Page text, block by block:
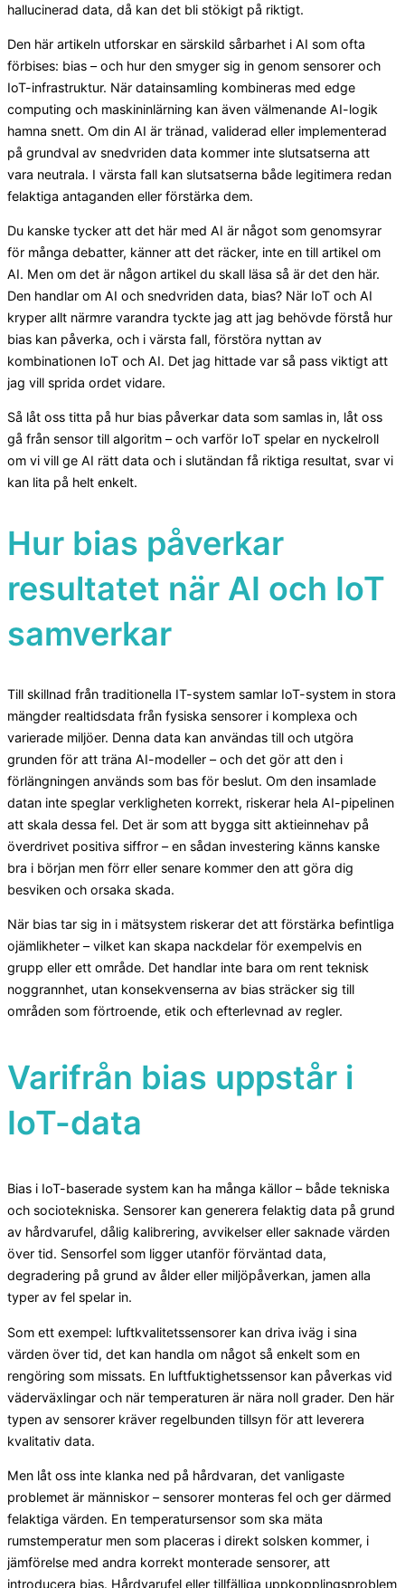
hallucinerad data, då kan det bli stökigt på riktigt.
Den här artikeln utforskar en särskild sårbarhet i AI som ofta
förbises: bias – och hur den smyger sig in genom sensorer och
IoT-infrastruktur. När datainsamling kombineras med edge
computing och maskininlärning kan även välmenande AI-logik
hamna snett. Om din AI är tränad, validerad eller implementerad
på grundval av snedvriden data kommer inte slutsatserna att
vara neutrala. I värsta fall kan slutsatserna både legitimera redan
felaktiga antaganden eller förstärka dem.
Du kanske tycker att det här med AI är något som genomsyrar
för många debatter, känner att det räcker, inte en till artikel om
AI. Men om det är någon artikel du skall läsa så är det den här.
Den handlar om AI och snedvriden data, bias? När IoT och AI
kryper allt närmre varandra tyckte jag att jag behövde förstå hur
bias kan påverka, och i värsta fall, förstöra nyttan av
kombinationen IoT och AI. Det jag hittade var så pass viktigt att
jag vill sprida ordet vidare.
Så låt oss titta på hur bias påverkar data som samlas in, låt oss
gå från sensor till algoritm – och varför IoT spelar en nyckelroll
om vi vill ge AI rätt data och i slutändan få riktiga resultat, svar vi
kan lita på helt enkelt.
Hur bias påverkar
resultatet när AI och IoT
samverkar
Till skillnad från traditionella IT-system samlar IoT-system in stora
mängder realtidsdata från fysiska sensorer i komplexa och
varierade miljöer. Denna data kan användas till och utgöra
grunden för att träna AI-modeller – och det gör att den i
förlängningen används som bas för beslut. Om den insamlade
datan inte speglar verkligheten korrekt, riskerar hela AI-pipelinen
att skala dessa fel. Det är som att bygga sitt aktieinnehav på
överdrivet positiva siffror – en sådan investering känns kanske
bra i början men förr eller senare kommer den att göra dig
besviken och orsaka skada.
När bias tar sig in i mätsystem riskerar det att förstärka befintliga
ojämlikheter – vilket kan skapa nackdelar för exempelvis en
grupp eller ett område. Det handlar inte bara om rent teknisk
noggrannhet, utan konsekvenserna av bias sträcker sig till
områden som förtroende, etik och efterlevnad av regler.
Varifrån bias uppstår i
IoT-data
Bias i IoT-baserade system kan ha många källor – både tekniska
och sociotekniska. Sensorer kan generera felaktig data på grund
av hårdvarufel, dålig kalibrering, avvikelser eller saknade värden
över tid. Sensorfel som ligger utanför förväntad data,
degradering på grund av ålder eller miljöpåverkan, jamen alla
typer av fel spelar in.
Som ett exempel: luftkvalitetssensorer kan driva iväg i sina
värden över tid, det kan handla om något så enkelt som en
rengöring som missats. En luftfuktighetssensor kan påverkas vid
väderväxlingar och när temperaturen är nära noll grader. Den här
typen av sensorer kräver regelbunden tillsyn för att leverera
kvalitativ data.
Men låt oss inte klanka ned på hårdvaran, det vanligaste
problemet är människor – sensorer monteras fel och ger därmed
felaktiga värden. En temperatursensor som ska mäta
rumstemperatur men som placeras i direkt solsken kommer, i
jämförelse med andra korrekt monterade sensorer, att
introducera bias. Hårdvarufel eller tillfälliga uppkopplingsproblem